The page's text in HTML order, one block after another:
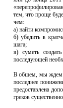
тем, что проще
чем:
а) найти
б) убедить в
шага;
в) суметь
последующей
В общем, мы ждем в
последнее
предоставлена
греков